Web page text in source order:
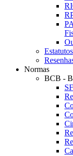
Estatutos
Normas
BCB -